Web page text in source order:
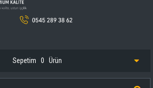
Sepetim 0 Ürün